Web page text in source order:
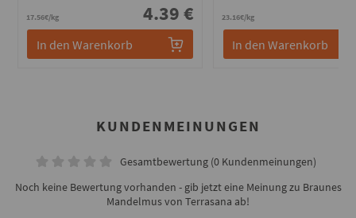
17.56€/kg 4.39 €
In den Warenkorb
23.16€/kg
In den Warenkorb
KUNDENMEINUNGEN
Gesamtbewertung (0 Kundenmeinungen)
Noch keine Bewertung vorhanden - gib jetzt eine Meinung zu Braunes
Mandelmus von Terrasana ab!